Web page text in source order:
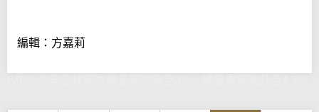
編輯：方嘉莉